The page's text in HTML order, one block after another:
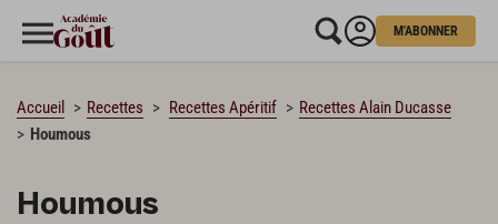
M'ABONNER
Accueil Recettes Recettes Apéritif
Recettes Alain Ducasse
Houmous
Houmous
CHARGEMENT…